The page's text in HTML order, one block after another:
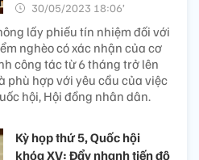
30/05/2023 18:06’
lấy phiếu tín nhiệm đối với
nghèo có xác nhận của cơ
công tác từ 6 tháng trở lên
phù hợp với yêu cầu của việc
hội, Hội đồng nhân dân.
Kỳ họp thứ 5, Quốc hội
khóa XV: Đẩy nhanh tiến độ